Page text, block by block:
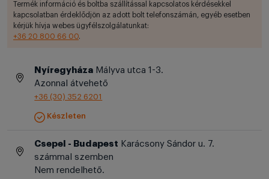
Termék információ és boltba szállítással kapcsolatos kérdésekkel
kapcsolatban érdeklődjön az adott bolt telefonszámán, egyéb esetben
kérjük hívja webes ügyfélszolgálatunkat:
+36 20 800 66 00.
Nyíregyháza Mályva utca 1-3.
Azonnal átvehető
+36 (30) 352 6201
Készleten
Csepel - Budapest Karácsony Sándor u. 7.
számmal szemben
Nem rendelhető.